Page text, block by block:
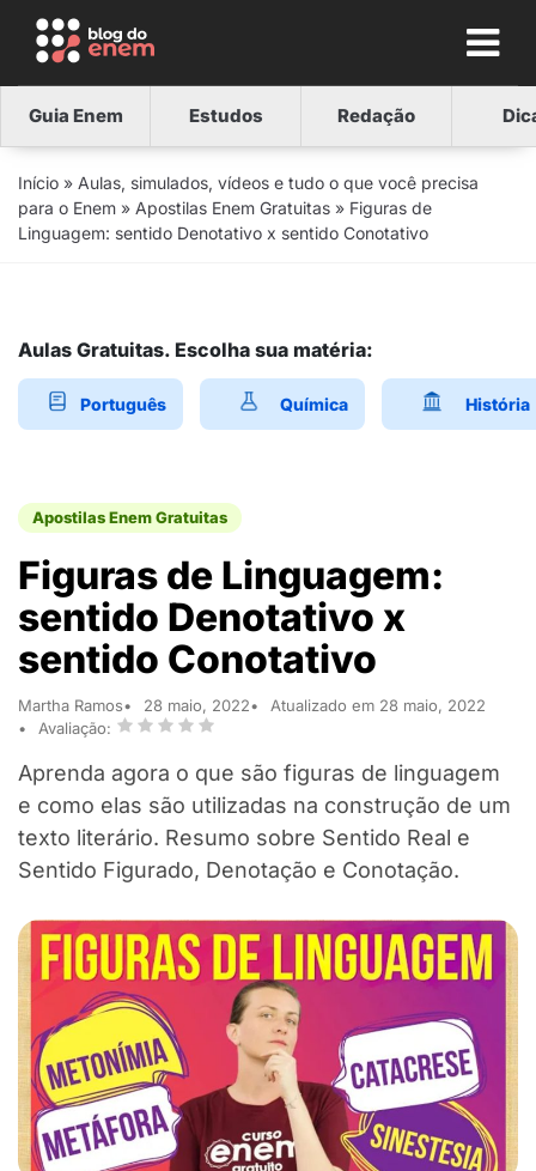
Guia Enem Estudos Redação
Início » Aulas, simulados, vídeos e tudo o que você precisa
para o Enem » Apostilas Enem Gratuitas » Figuras de
Linguagem: sentido Denotativo x sentido Conotativo
Aulas Gratuitas. Escolha sua matéria:
Português Química História
Apostilas Enem Gratuitas
Figuras de Linguagem:
sentido Denotativo x
sentido Conotativo
Martha Ramos 28 maio, 2022
Atualizado em 28 maio, 2022
Avaliação:
Aprenda agora o que são figuras de linguagem
e como elas são utilizadas na construção de um
texto literário. Resumo sobre Sentido Real e
Sentido Figurado, Denotação e Conotação.